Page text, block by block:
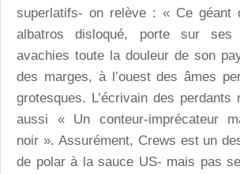
superlatifs- on relève : « Ce géant
albatros disloqué, porte sur ses
avachies toute la douleur de son
des marges, à l’ouest des âmes
grotesques. L’écrivain des perdants
aussi « Un conteur-imprécateur
noir ». Assurément, Crews est un
de polar à la sauce US- mais pas